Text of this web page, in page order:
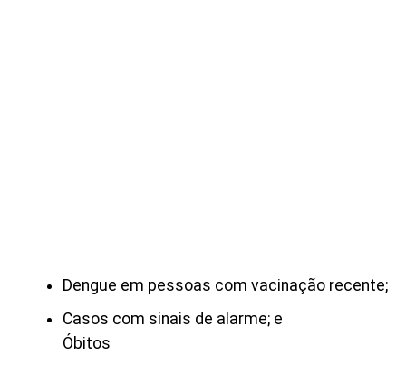
Dengue em pessoas com vacinação recente;
Casos com sinais de alarme; e
Óbitos